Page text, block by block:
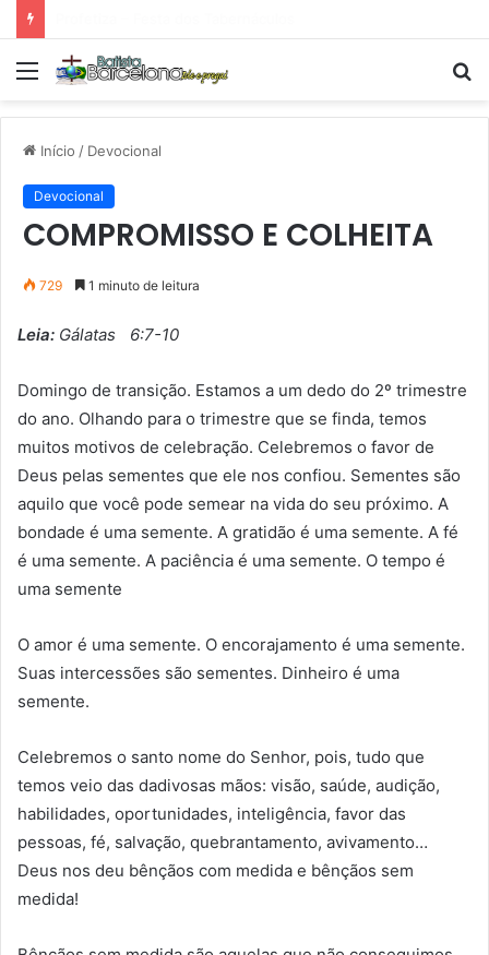
Menu
Início / Devocional
Devocional
COMPROMISSO E COLHEITA
729 1 minuto de leitura
Leia: Gálatas 6:7-10
Domingo de transição. Estamos a um dedo do 2º trimestre
do ano. Olhando para o trimestre que se finda, temos
muitos motivos de celebração. Celebremos o favor de
Deus pelas sementes que ele nos confiou. Sementes são
aquilo que você pode semear na vida do seu próximo. A
bondade é uma semente. A gratidão é uma semente. A fé
é uma semente. A paciência é uma semente. O tempo é
uma semente
O amor é uma semente. O encorajamento é uma semente.
Suas intercessões são sementes. Dinheiro é uma
semente.
Celebremos o santo nome do Senhor, pois, tudo que
temos veio das dadivosas mãos: visão, saúde, audição,
habilidades, oportunidades, inteligência, favor das
pessoas, fé, salvação, quebrantamento, avivamento…
Deus nos deu bênçãos com medida e bênçãos sem
medida!